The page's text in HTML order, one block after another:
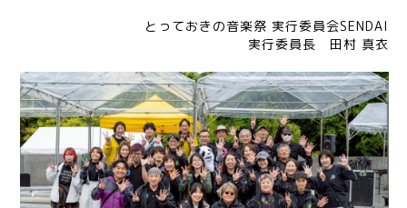
とっておきの音楽祭 実行委員会SENDAI
実行委員長 田村 真衣